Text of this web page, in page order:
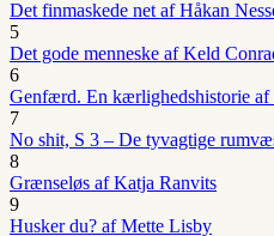
Det finmaskede net af Håkan
5
Det gode menneske af Keld
6
Genfærd. En kærlighedshistorie af
7
No shit, S 3 – De tyvagtige
8
Grænseløs af Katja Ranvits
9
Husker du? af Mette Lisby